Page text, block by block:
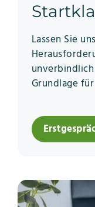
Lassen Sie
Grundlage